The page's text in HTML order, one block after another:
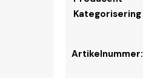
Kategorisering
Artikelnummer: